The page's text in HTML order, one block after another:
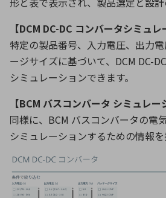
【DCM DC-DC コンバータシミュレ
特定の製品番号、入力電圧、出力
ージサイズに基づいて、DCM DC-
シミュレーションできます。
【BCM バスコンバータ シミュレー
同様に、BCM バスコンバータの電
シミュレーションするための情報を